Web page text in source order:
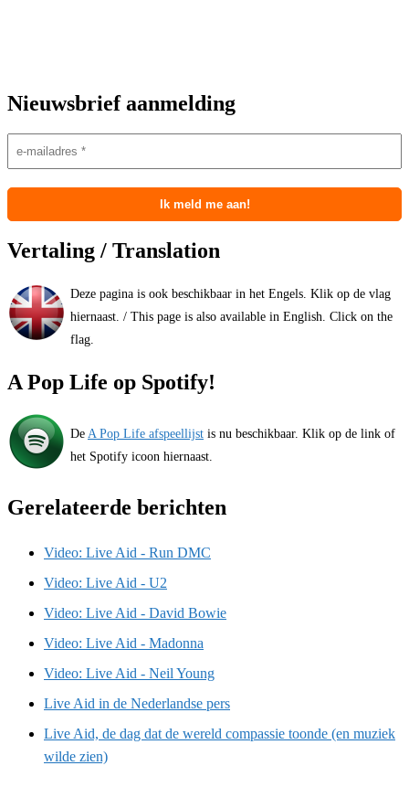
Nieuwsbrief aanmelding
Vertaling / Translation
Deze pagina is ook beschikbaar in het Engels. Klik op de vlag
hiernaast. / This page is also available in English. Click on the
flag.
A Pop Life op Spotify!
De A Pop Life afspeellijst is nu beschikbaar. Klik op de link of
het Spotify icoon hiernaast.
Gerelateerde berichten
Video: Live Aid - Run DMC
Video: Live Aid - U2
Video: Live Aid - David Bowie
Video: Live Aid - Madonna
Video: Live Aid - Neil Young
Live Aid in de Nederlandse pers
Live Aid, de dag dat de wereld compassie toonde (en muziek
wilde zien)